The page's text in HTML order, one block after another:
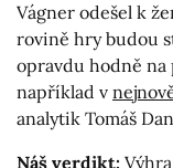
Vágner odešel k
rovině hry budou
opravdu hodně na
například v
analytik Tomáš
Náš verdikt: